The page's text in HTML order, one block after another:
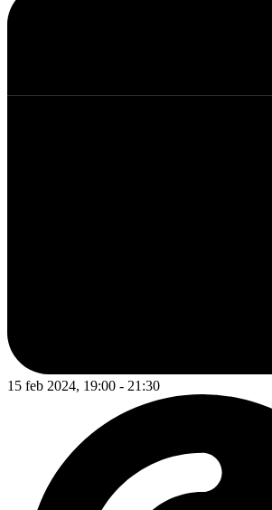
15 feb 2024, 19:00 - 21:30